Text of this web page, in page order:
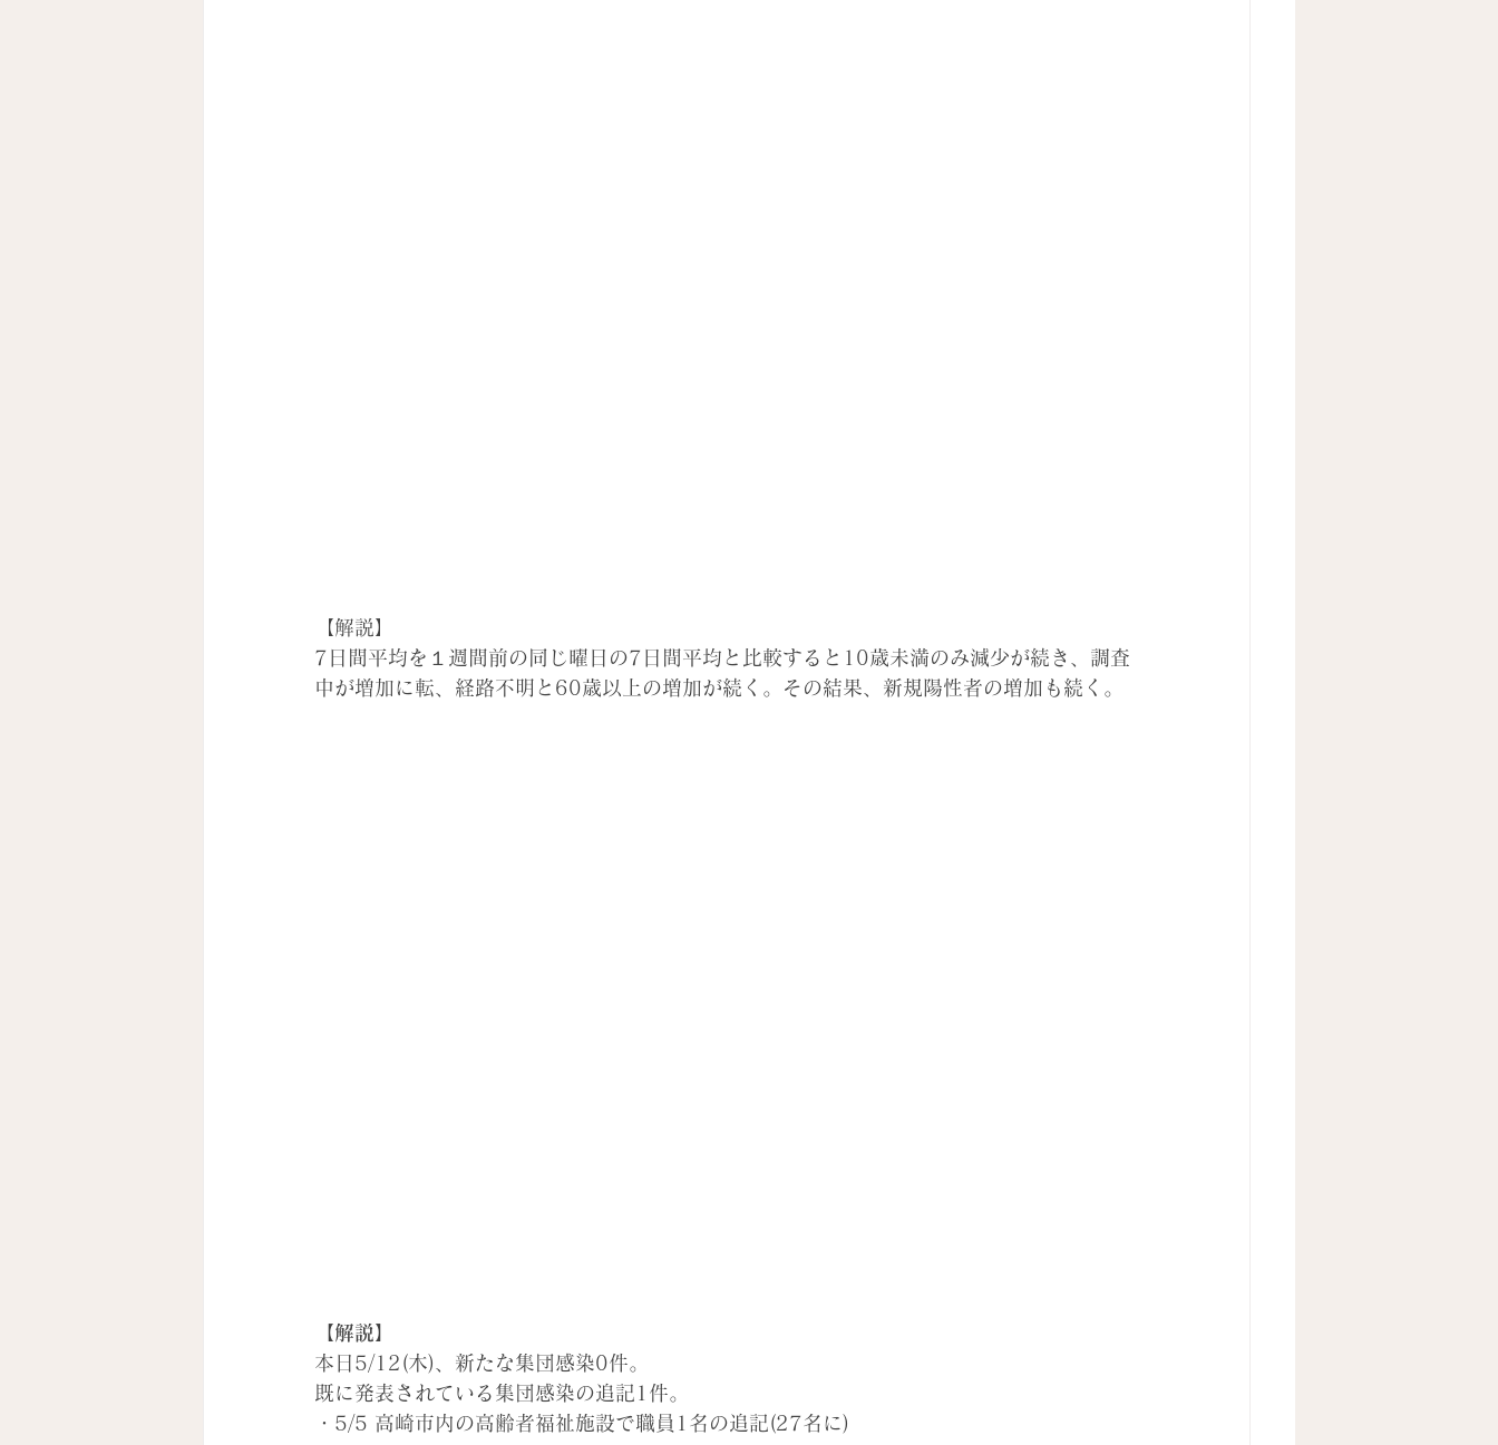
【解説】
7日間平均を１週間前の同じ曜日の7日間平均と比較すると10歳未満のみ減少が続き、調査
中が増加に転、経路不明と60歳以上の増加が続く。その結果、新規陽性者の増加も続く。
【解説】
本日5/12(木)
、新たな集団感染0件。
既に発表されている集団感染の追記1件。
・5/5 高崎市内の高齢者福祉施設で職員1名の追記(27名 に )